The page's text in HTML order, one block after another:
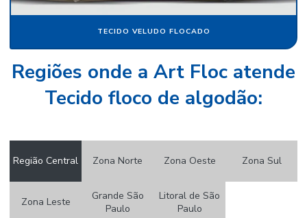
Papel camurça pacote
Papel camurça preço
Papel crepom
Papel crepom atacado
Papel crepom atacado sp
Papel crepom bem casado
Papel crepom branco atacado
TECIDO VELUDO FLOCADO
Regiões onde a Art Floc atende
Tecido floco de algodão:
Região Central Zona Norte Zona Oeste Zona Sul
Zona Leste
Grande São
Paulo
Litoral de São
Paulo